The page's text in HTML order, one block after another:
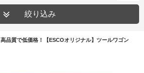
絞り込み
高品質で低価格！【ESCOオリジナル】ツールワゴン